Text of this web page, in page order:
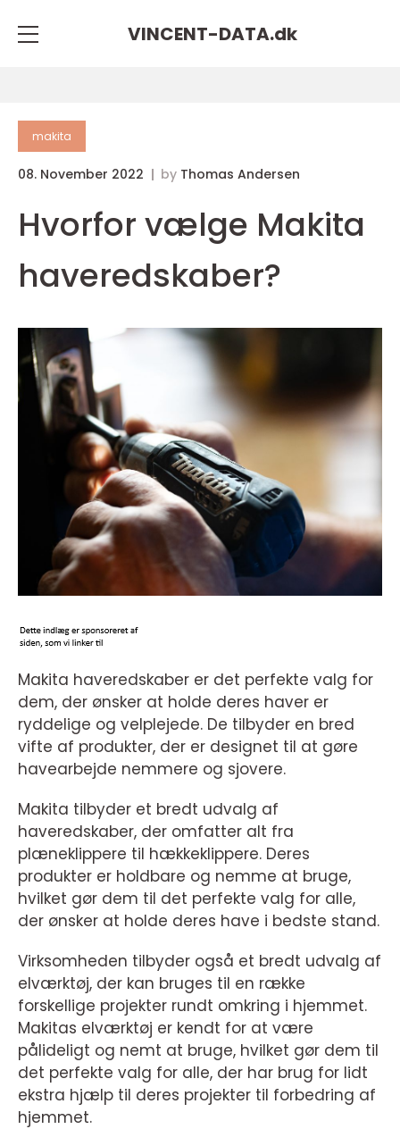
VINCENT-DATA.dk
makita
08. November 2022 by Thomas Andersen
Hvorfor vælge Makita
haveredskaber?
Makita haveredskaber er det perfekte valg for
dem, der ønsker at holde deres haver er
ryddelige og velplejede. De tilbyder en bred
vifte af produkter, der er designet til at gøre
havearbejde nemmere og sjovere.
Makita tilbyder et bredt udvalg af
haveredskaber, der omfatter alt fra
plæneklippere til hækkeklippere. Deres
produkter er holdbare og nemme at bruge,
hvilket gør dem til det perfekte valg for alle,
der ønsker at holde deres have i bedste stand.
Virksomheden tilbyder også et bredt udvalg af
elværktøj, der kan bruges til en række
forskellige projekter rundt omkring i hjemmet.
Makitas elværktøj er kendt for at være
pålideligt og nemt at bruge, hvilket gør dem til
det perfekte valg for alle, der har brug for lidt
ekstra hjælp til deres projekter til forbedring af
hjemmet.